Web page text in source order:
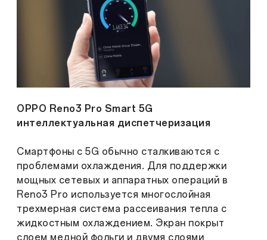
OPPO Reno3 Pro Smart 5G
интеллектуальная диспетчеризация
Смартфоны с 5G обычно сталкиваются с
проблемами охлаждения. Для поддержки
мощных сетевых и аппаратных операций в
Reno3 Pro используется многослойная
трехмерная система рассеивания тепла с
жидкостным охлаждением. Экран покрыт
слоем медной фольги и двумя слоями